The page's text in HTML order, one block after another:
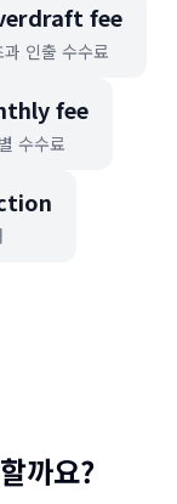
fee
과 인출 수수료
fee
수수료
까요?